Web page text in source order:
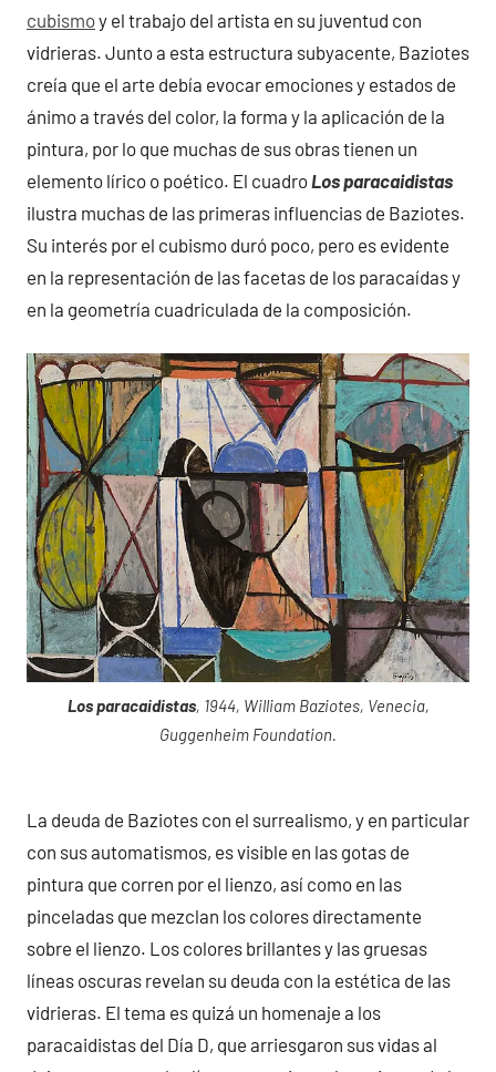
cubismoy el trabajo del artista en su juventud con
vidrieras. Junto a esta estructura subyacente, Baziotes
creía que el arte debía evocar emociones y estados de
ánimo a través del color, la forma y la aplicación de la
pintura, por lo que muchas de sus obras tienen un
elemento lírico o poético. El cuadro Los paracaidistas
ilustra muchas de las primeras influencias de Baziotes.
Su interés por el cubismo duró poco, pero es evidente
en la representación de las facetas de los paracaídas y
en la geometría cuadriculada de la composición.
Los paracaidistas, 1944, William Baziotes, Venecia,
Guggenheim Foundation.
La deuda de Baziotes con el surrealismo, y en particular
con sus automatismos, es visible en las gotas de
pintura que corren por el lienzo, así como en las
pinceladas que mezclan los colores directamente
sobre el lienzo. Los colores brillantes y las gruesas
líneas oscuras revelan su deuda con la estética de las
vidrieras. El tema es quizá un homenaje a los
paracaidistas del Día D, que arriesgaron sus vidas al